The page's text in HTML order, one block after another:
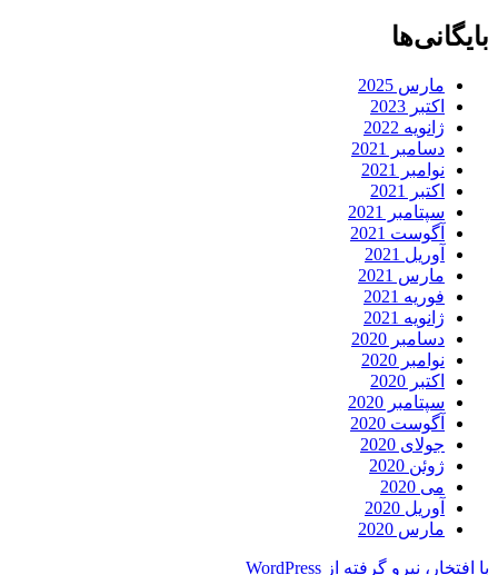
بایگانی‌ها
مارس 2025
اکتبر 2023
ژانویه 2022
دسامبر 2021
نوامبر 2021
اکتبر 2021
سپتامبر 2021
آگوست 2021
آوریل 2021
مارس 2021
فوریه 2021
ژانویه 2021
دسامبر 2020
نوامبر 2020
اکتبر 2020
سپتامبر 2020
آگوست 2020
جولای 2020
ژوئن 2020
می 2020
آوریل 2020
مارس 2020
با افتخار، نیرو گرفته از WordPress